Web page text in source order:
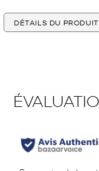
DÉTAILS DU PRODUIT